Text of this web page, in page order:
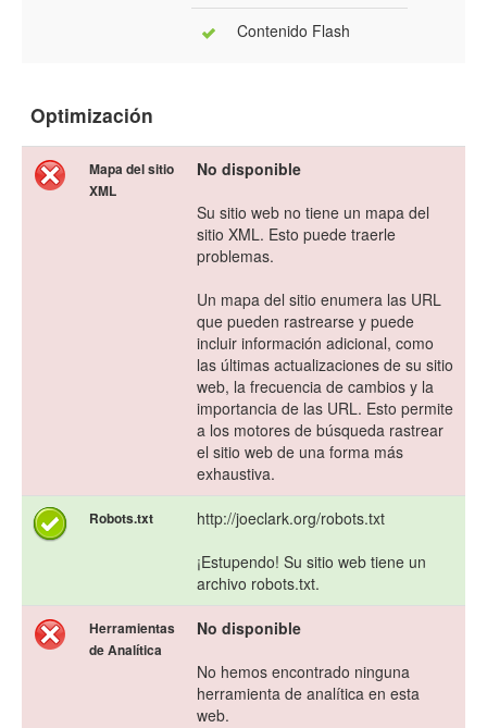
Contenido Flash
Optimización
Mapa del sitio
XML
No disponible
Su sitio web no tiene un mapa del
sitio XML. Esto puede traerle
problemas.
Un mapa del sitio enumera las URL
que pueden rastrearse y puede
incluir información adicional, como
las últimas actualizaciones de su sitio
web, la frecuencia de cambios y la
importancia de las URL. Esto permite
a los motores de búsqueda rastrear
el sitio web de una forma más
exhaustiva.
Robots.txt
http://joeclark.org/robots.txt
¡Estupendo! Su sitio web tiene un
archivo robots.txt.
Herramientas
de Analítica
No disponible
No hemos encontrado ninguna
herramienta de analítica en esta
web.